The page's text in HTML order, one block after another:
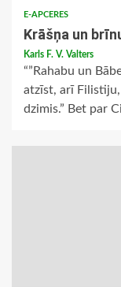
E-APCERES
Krāšņa un
Karls F. V. Valters
“”Rahabu un
atzīst, arī
dzimis.” Bet par